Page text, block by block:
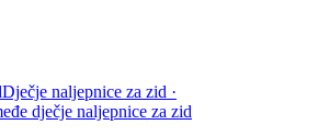
Dječje naljepnice za zid ·
dječje naljepnice za zid